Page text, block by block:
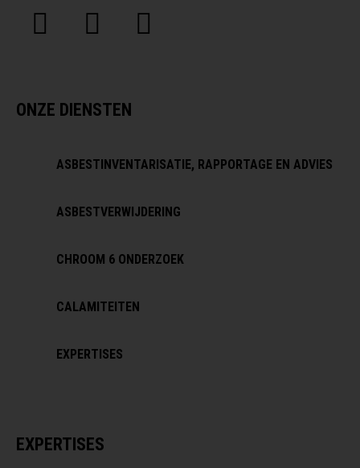
ONZE DIENSTEN
ASBESTINVENTARISATIE, RAPPORTAGE EN ADVIES
ASBESTVERWIJDERING
CHROOM 6 ONDERZOEK
CALAMITEITEN
EXPERTISES
EXPERTISES